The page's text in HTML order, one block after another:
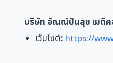
บริษัท อัณณ์ปันสุข เมดิค
เว็บไซต์:https://